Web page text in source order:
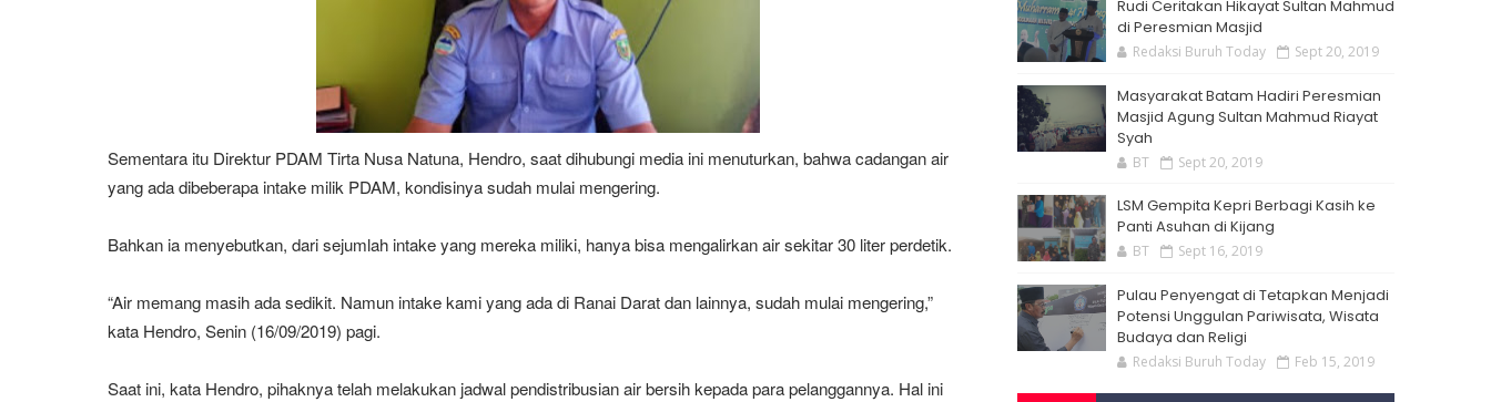
Sementara itu Direktur PDAM Tirta Nusa Natuna, Hendro, saat dihubungi media ini menuturkan, bahwa cadangan air
yang ada dibeberapa intake milik PDAM, kondisinya sudah mulai mengering.
Bahkan ia menyebutkan, dari sejumlah intake yang mereka miliki, hanya bisa mengalirkan air sekitar 30 liter perdetik.
“Air memang masih ada sedikit. Namun intake kami yang ada di Ranai Darat dan lainnya, sudah mulai mengering,”
kata Hendro, Senin (16/09/2019) pagi.
Saat ini, kata Hendro, pihaknya telah melakukan jadwal pendistribusian air bersih kepada para pelanggannya. Hal ini
Rudi Ceritakan Hikayat Sultan Mahmud
di Peresmian Masjid
Redaksi Buruh Today Sept 20, 2019
Masyarakat Batam Hadiri Peresmian
Masjid Agung Sultan Mahmud Riayat
Syah
BT Sept 20, 2019
LSM Gempita Kepri Berbagi Kasih ke
Panti Asuhan di Kijang
BT Sept 16, 2019
Pulau Penyengat di Tetapkan Menjadi
Potensi Unggulan Pariwisata, Wisata
Budaya dan Religi
Redaksi Buruh Today Feb 15, 2019